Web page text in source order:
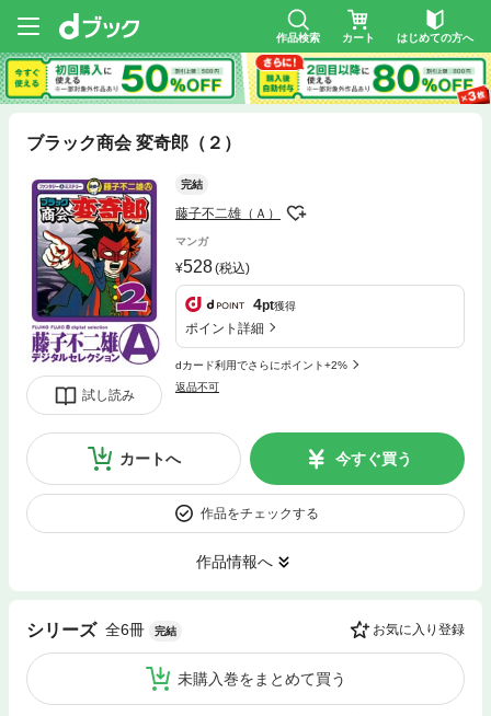
作品検索 カート はじめての方へ
ブラック商会 変奇郎（２）
試し読み
完結
藤子不二雄（Ａ）
マンガ
528(税込)
4pt獲得
ポイント詳細
dカード利用でさらにポイント+2%
返品不可
カートへ 今すぐ買う
作品をチェックする
作品情報へ
シリーズ 全6冊 完結 お気に入り登録
未購入巻をまとめて買う